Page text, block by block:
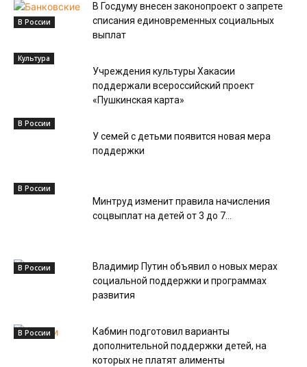
В России
В Госдуму внесен законопроект о запрете
списания единовременных социальных
выплат
Культура
Учреждения культуры Хакасии
поддержали всероссийский проект
«Пушкинская карта»
В России
У семей с детьми появится новая мера
поддержки
В России
Минтруд изменит правила начисления
соцвыплат на детей от 3 до 7...
В России
Владимир Путин объявил о новых мерах
социальной поддержки и программах
развития
В России
Кабмин подготовил варианты
дополнительной поддержки детей, на
которых не платят алименты